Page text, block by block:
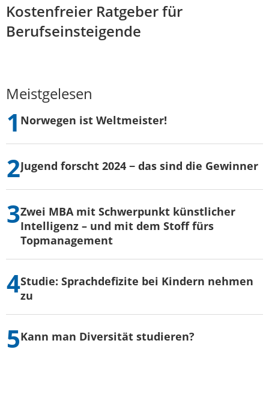
Kostenfreier Ratgeber für
Berufseinsteigende
Meistgelesen
Norwegen ist Weltmeister!
Jugend forscht 2024 − das sind die Gewinner
Zwei MBA mit Schwerpunkt künstlicher
Intelligenz – und mit dem Stoff fürs
Topmanagement
Studie: Sprachdefizite bei Kindern nehmen
zu
Kann man Diversität studieren?